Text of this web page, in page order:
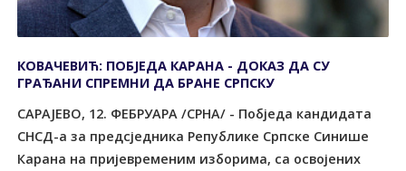
КОВАЧЕВИЋ: ПОБЈЕДА КАРАНА - ДОКАЗ ДА СУ
ГРАЂАНИ СПРЕМНИ ДА БРАНЕ СРПСКУ
САРАЈЕВО, 12. ФЕБРУАРА /СРНА/ - Побједа кандидата
СНСД-а за предсједника Републике Српске Синише
Карана на пријевременим изборима, са освојених